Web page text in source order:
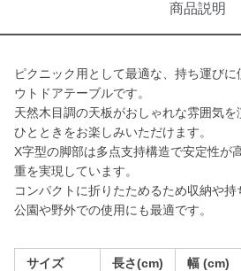
商品説明
ピクニック用として最適な、持ち運び
ウトドアテーブルです。
天然木目調の天板がおしゃれな雰囲気
ひとときをお楽しみいただけます。
X字型の脚部は多点支持構造で安定性が
重を実現しています。
コンパクトに折りたためるため収納や持
公園や野外での使用にも最適です。
サイズ 長さ(cm) 幅 (cm)